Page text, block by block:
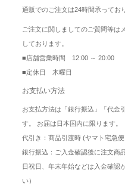
通販でのご注文は24時間承ってお
ご注文に関しましてのご質問等は
しております。
■店舗営業時間 12:00 ～ 20:00
■定休日 木曜日
お支払い方法
お支払方法は「銀行振込」「代金
す。 お届は日本国内に限ります。
代引き：商品引渡時 (ヤマト宅急
銀行振込：ご入金確認後に注文
日祝日、年末年始などは入金確認
い）